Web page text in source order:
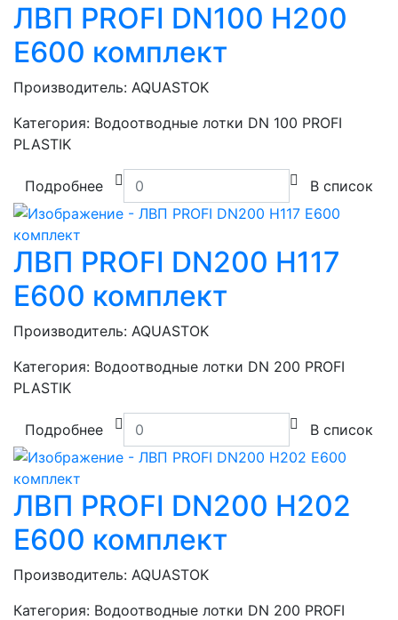
ЛВП PROFI DN100 H200
E600 комплект
Производитель: AQUASTOK
Категория: Водоотводные лотки DN 100 PROFI
PLASTIK
Подробнее В список
ЛВП PROFI DN200 H117
E600 комплект
Производитель: AQUASTOK
Категория: Водоотводные лотки DN 200 PROFI
PLASTIK
Подробнее В список
ЛВП PROFI DN200 H202
E600 комплект
Производитель: AQUASTOK
Категория: Водоотводные лотки DN 200 PROFI